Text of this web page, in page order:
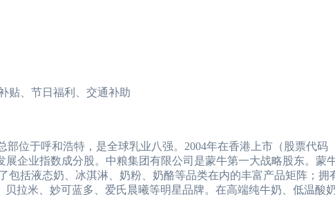
、节日福利、交通补助
位于呼和浩特，是全球乳业八强。2004年在香港上市（股票代码
企业指数成分股。中粮集团有限公司是蒙牛第一大战略股东。蒙
括液态奶、冰淇淋、奶粉、奶酪等品类在内的丰富产品矩阵；拥
拉米、妙可蓝多、爱氏晨曦等明星品牌。在高端纯牛奶、低温酸